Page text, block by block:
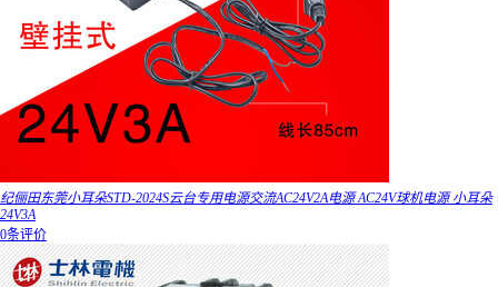
纪俪田东莞小耳朵STD-2024S云台专用电源交流AC24V2A电源 AC24V球机电源 小耳朵
24V3A
0条评价